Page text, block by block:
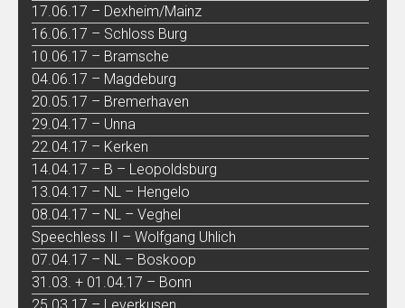
17.06.17 – Dexheim/Mainz
16.06.17 – Schloss Burg
10.06.17 – Bramsche
04.06.17 – Magdeburg
20.05.17 – Bremerhaven
29.04.17 – Unna
22.04.17 – Kerken
14.04.17 – B – Leopoldsburg
13.04.17 – NL – Hengelo
08.04.17 – NL – Veghel
Speechless II – Wolfgang Uhlich
07.04.17 – NL – Boskoop
31.03. + 01.04.17 – Bonn